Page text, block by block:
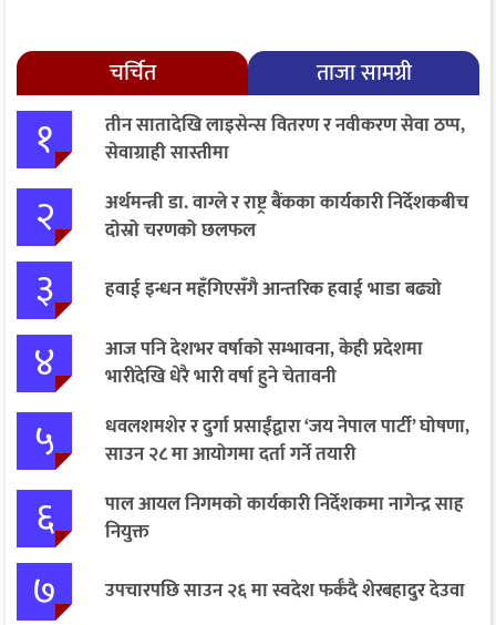
चर्चित ताजा सामग्री
१
तीन सातादेखि लाइसेन्स वितरण र नवीकरण सेवा ठप्प,
सेवाग्राही सास्तीमा
२
अर्थमन्त्री डा. वाग्ले र राष्ट्र बैंकका कार्यकारी निर्देशकबीच
दोस्रो चरणको छलफल
३ हवाई इन्धन महँगिएसँगै आन्तरिक हवाई भाडा बढ्यो
४
आज पनि देशभर वर्षाको सम्भावना, केही प्रदेशमा
भारीदेखि धेरै भारी वर्षा हुने चेतावनी
५
धवलशमशेर र दुर्गा प्रसाईंद्वारा ‘जय नेपाल पार्टी’ घोषणा,
साउन २८ मा आयोगमा दर्ता गर्ने तयारी
६
पाल आयल निगमको कार्यकारी निर्देशकमा नागेन्द्र साह
नियुक्त
७ उपचारपछि साउन २६ मा स्वदेश फर्कँदै शेरबहादुर देउवा